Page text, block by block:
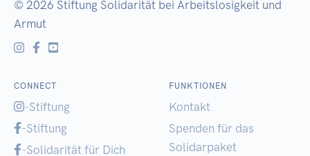
© 2026 Stiftung Solidarität bei Arbeitslosigkeit und
Armut
CONNECT
-Stiftung
-Stiftung
-Solidarität für Dich
FUNKTIONEN
Kontakt
Spenden für das
Solidarpaket